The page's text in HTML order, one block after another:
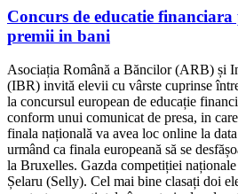
Concurs de educatie
premii in bani
Asociația Română a Băncilor (ARB) și
(IBR) invită elevii cu vârste cuprinse
la concursul european de educație
conform unui comunicat de presa, in
finala națională va avea loc online la
urmând ca finala europeană să se
la Bruxelles. Gazda competiției
Șelaru (Selly). Cel mai bine clasați doi